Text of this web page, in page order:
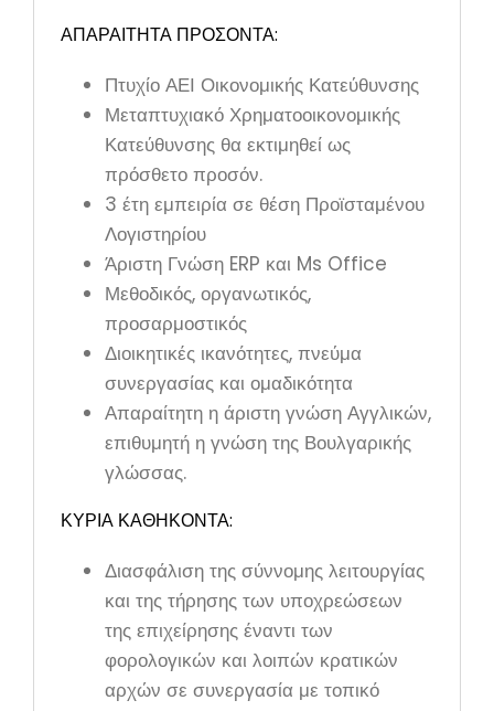
ΑΠΑΡΑΙΤΗΤΑ ΠΡΟΣΟΝΤΑ:
Πτυχίο ΑΕΙ Οικονομικής Κατεύθυνσης
Μεταπτυχιακό Χρηματοοικονομικής
Κατεύθυνσης θα εκτιμηθεί ως
πρόσθετο προσόν.
3 έτη εμπειρία σε θέση Προϊσταμένου
Λογιστηρίου
Άριστη Γνώση ERP και Ms Office
Μεθοδικός, οργανωτικός,
προσαρμοστικός
Διοικητικές ικανότητες, πνεύμα
συνεργασίας και ομαδικότητα
Απαραίτητη η άριστη γνώση Αγγλικών,
επιθυμητή η γνώση της Βουλγαρικής
γλώσσας.
ΚΥΡΙΑ ΚΑΘΗΚΟΝΤΑ:
Διασφάλιση της σύννομης λειτουργίας
και της τήρησης των υποχρεώσεων
της επιχείρησης έναντι των
φορολογικών και λοιπών κρατικών
αρχών σε συνεργασία με τοπικό